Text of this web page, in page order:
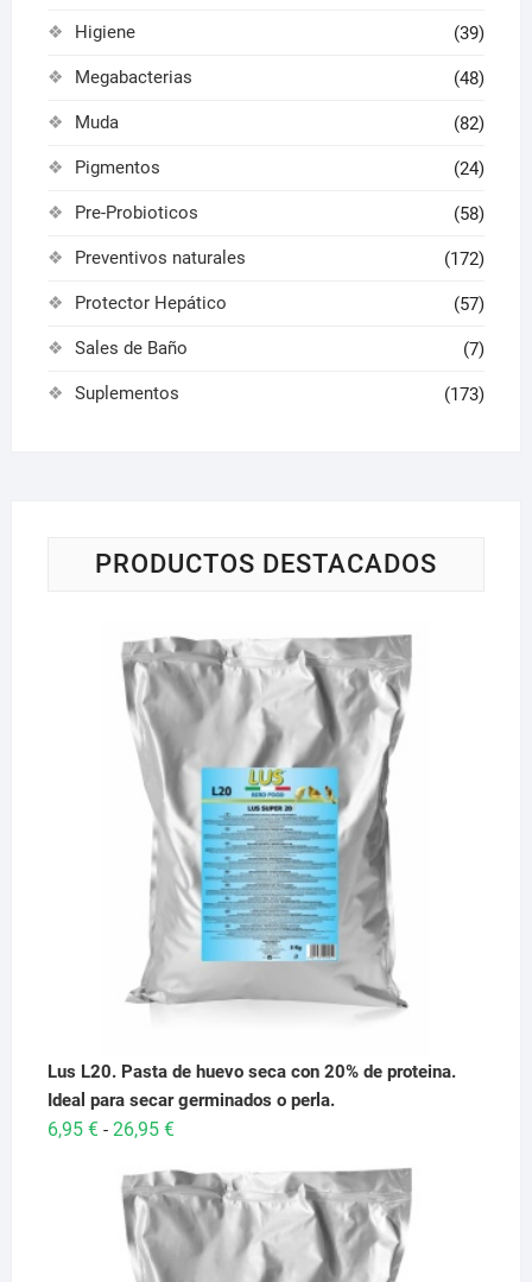
Higiene (39)
Megabacterias (48)
Muda (82)
Pigmentos (24)
Pre-Probioticos (58)
Preventivos naturales (172)
Protector Hepático (57)
Sales de Baño (7)
Suplementos (173)
PRODUCTOS DESTACADOS
Lus L20. Pasta de huevo seca con 20% de proteina.
Ideal para secar germinados o perla.
6,95 € - 26,95 €Rango
precios:
desde
6,95 €